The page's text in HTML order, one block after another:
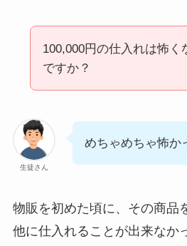
100,000円の仕入れは怖く
ですか？
生徒さん
めちゃめちゃ怖か
物販を初めた頃に、その商品
他に仕入れることが出来なか